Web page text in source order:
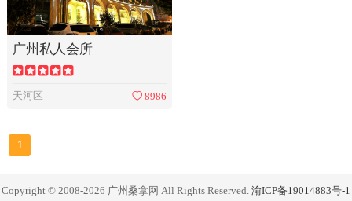
广州私人会所
天河区 8986
1
Copyright © 2008-2026 广州桑拿网 All Rights Reserved. 渝ICP备19014883号-1